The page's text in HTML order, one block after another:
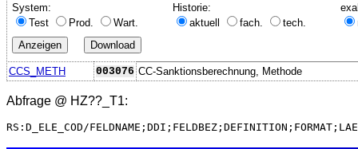
System:
Test
Prod. Wart.
Historie:
aktuell
fach. tech.
CCS_METH 003076 CC-Sanktionsberechnung, Methode
Abfrage @ HZ??_T1:
RS:D_ELE_COD/